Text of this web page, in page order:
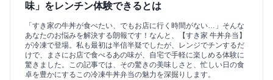
味」をレンチン体験できるとは
「すき家の牛丼が食べたい、でもお店に行く時間がない…」そんな
あなたのお悩みを解決する朗報です！なんと、【すき家 牛丼弁当】
が冷凍で登場。私も最初は半信半疑でしたが、レンジでチンするだ
けで、まさにお店で食べるあの味が、自宅で手軽に楽しめる体験に
驚きました。この記事では、その驚きの美味しさと、忙しい日の食
卓を豊かにするこの冷凍牛丼弁当の魅力を深掘りします。